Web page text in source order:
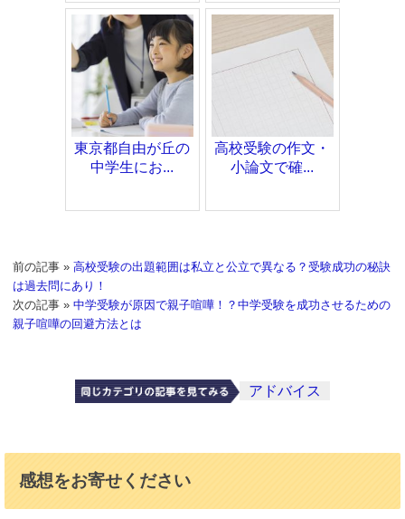
東京都自由が丘の
中学生にお...
高校受験の作文・
小論文で確...
前の記事 » 高校受験の出題範囲は私立と公立で異なる？受験成功の秘訣
は過去問にあり！
次の記事 »中学受験が原因で親子喧嘩！？中学受験を成功させるための
親子喧嘩の回避方法とは
アドバイス
感想をお寄せください